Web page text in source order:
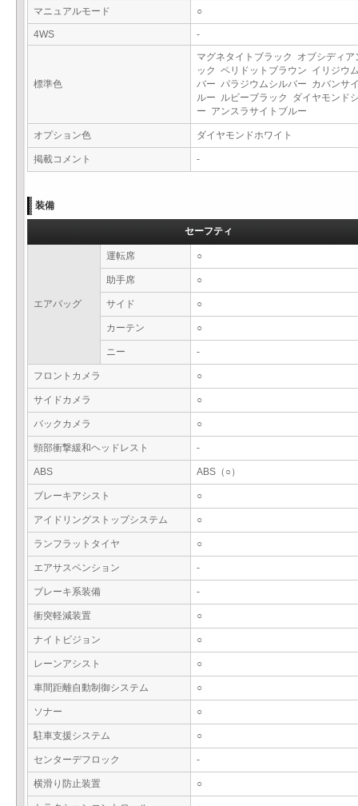
マニュアルモード
○
4WS -
標準色
マグネタイトブラック オブシディア
ック ペリドットブラウン イリジウ
バー パラジウムシルバー カバンサ
ルー ルビーブラック ダイヤモンド
ー アンスラサイトブルー
オプション色 ダイヤモンドホワイト
掲載コメント -
装備
セーフティ
エアバッグ
運転席 ○
助手席 ○
サイド ○
カーテン ○
ニー -
フロントカメラ ○
サイドカメラ ○
バックカメラ ○
頸部衝撃緩和ヘッドレスト -
ABS ABS（○）
ブレーキアシスト ○
アイドリングストップシステム ○
ランフラットタイヤ ○
エアサスペンション -
ブレーキ系装備 -
衝突軽減装置 ○
ナイトビジョン ○
レーンアシスト ○
車間距離自動制御システム ○
ソナー ○
駐車支援システム ○
センターデフロック -
横滑り防止装置 ○